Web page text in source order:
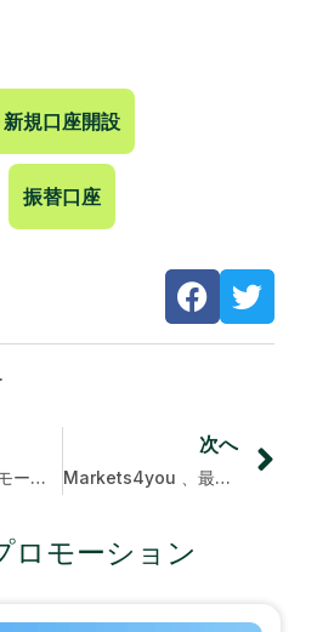
新規口座開設
振替口座
Vantage プロモーション：チケットを集めてラッキーゴールドを勝ち取ろう
次へ
Markets4you 、最大2,000ドルの賞金を懸けて競いましょう
ロモーション